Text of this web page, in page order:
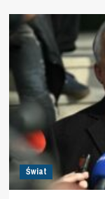
Świat